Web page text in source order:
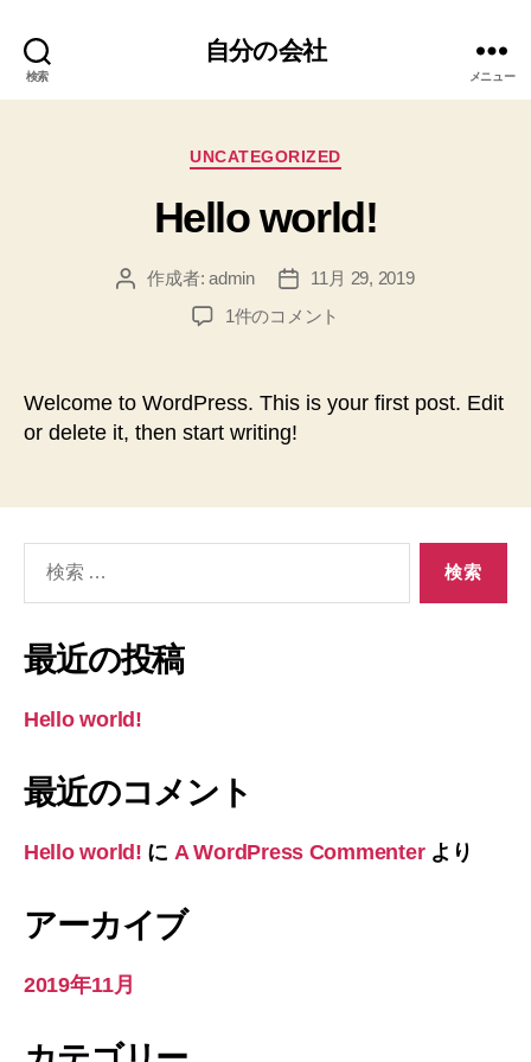
検索
自分の会社
メニュー
カ
ゴ
リ
UNCATEGORIZED
Hello world!
投
作成者:admin
投
稿
11月 29, 2019
Hello
1件のコメント
Welcome to WordPress. This is your first post. Edit
or delete it, then start writing!
象:
最近の投稿
Hello world!
最近のコメント
Hello world! に A WordPress Commenterより
アーカイブ
2019年11月